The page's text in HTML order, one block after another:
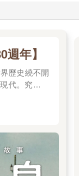
論文《論威廉．詹
在紐約日本文化會
本！果真，十二月
了，但他並沒有束
際紅十字會轉交家
注意。就思想根源
在。因此，一九四
，關押於東波士頓
沒收，不過最後仍
桶上繼續完成畢業
會仍同意授予他畢
週年】
歷史繞不開
代。究竟是
世界和平的